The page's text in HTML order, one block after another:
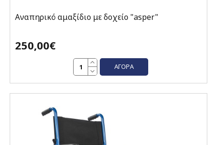
Αναπηρικό αμαξίδιο με δοχείο "asper"
250,00€
ΑΓΟΡΆ